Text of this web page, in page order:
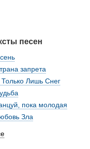
песен
запрета
Лишь Снег
пока молодая
Зла